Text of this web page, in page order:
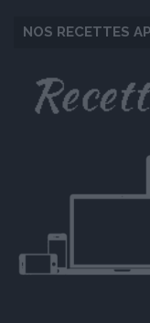
NOS RECETTES